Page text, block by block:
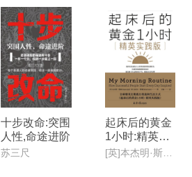
十步改命:突围
人性,命途进阶
苏三尺
起床后的黄金
1小时:精英实
践版
[英]本杰明·斯帕(Benjamin Spall),[德]迈克尔·赞德(Michael Xander)